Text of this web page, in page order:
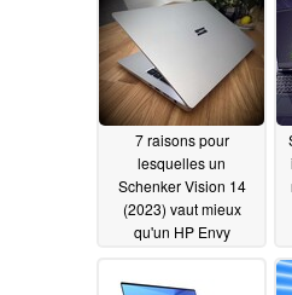
7 raisons pour
lesquelles un
Schenker Vision 14
(2023) vaut mieux
qu'un HP Envy